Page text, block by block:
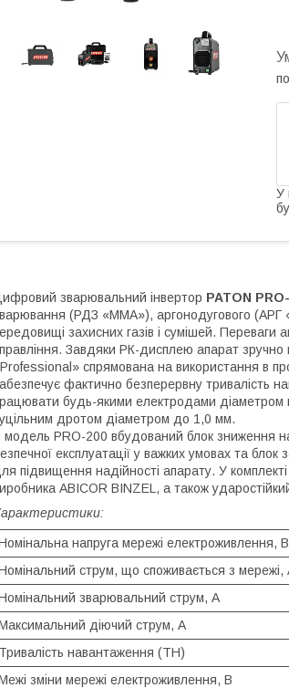
У
зварювальний інвертор PATON
(РДЗ «MMA»), аргонодугового (АРГ
захисних газів і сумішей.
Завдяки РК-дисплею апарат
спрямована на використання в
фактично безперервну тривалість
будь-якими електродами
дротом діаметром до 1,0 мм.
модель PRO-200 вбудований блок зниження
експлуатації у важких умовах та блок
підвищення надійності апарату. У
ABICOR BINZEL, а також
напруга мережі електроживлення, В
струм, що споживається з мережі,
зварювальний струм, А
діючий струм, А
Тривалість навантаження (ТН)
зміни мережі електроживлення, В